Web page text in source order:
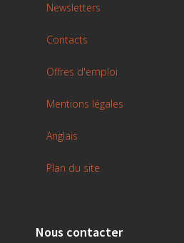
Newsletters
Contacts
Offres d'emploi
Mentions légales
Anglais
Plan du site
Nous contacter